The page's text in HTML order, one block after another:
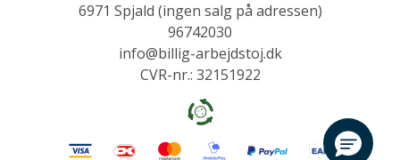
6971 Spjald (ingen salg på adressen)
96742030
info@billig-arbejdstoj.dk
CVR-nr.: 32151922